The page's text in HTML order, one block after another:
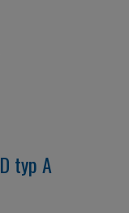
typ A